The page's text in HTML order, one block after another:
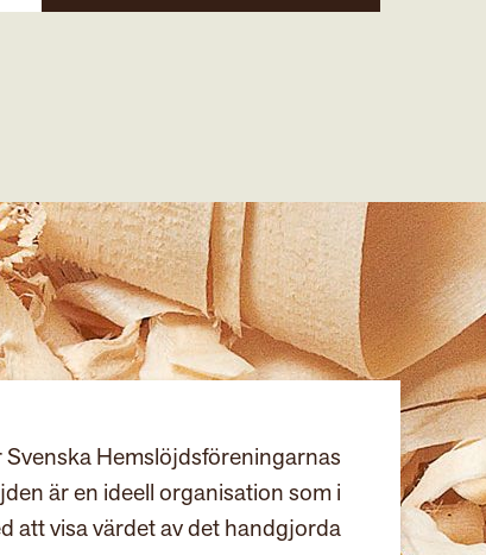
Hemslöjdsföreningarnas
är en ideell organisation som i
att visa värdet av det handgjorda